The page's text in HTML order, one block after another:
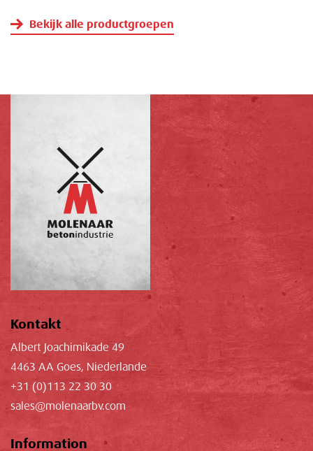
Bekijk alle productgroepen
Kontakt
Albert Joachimikade 49
4463 AA Goes, Niederlande
+31 (0)113 22 30 30
sales@molenaarbv.com
Information